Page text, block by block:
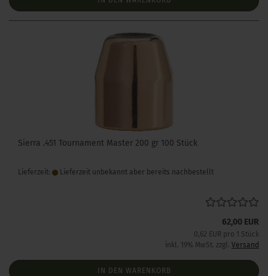
Sierra .451 Tournament Master 200 gr 100 Stück
Lieferzeit: Lieferzeit unbekannt aber bereits nachbestellt
62,00 EUR
0,62 EUR pro 1 Stück
inkl. 19% MwSt. zzgl. Versand
IN DEN WARENKORB